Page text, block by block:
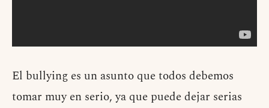
El bullying es un asunto que todos debemos
tomar muy en serio, ya que puede dejar serias